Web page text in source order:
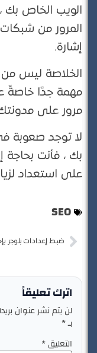
الويب الخاص بك
المرور من شبكات
إشارة.
الخلاصة ليس من
مهمة جدًا خاصةً
مرور على
لا توجد صعوبة
بك ، فأنت بحاجة
على استعداد
SEO
اترك تعليقاً
لن يتم نشر عنوان
*
التعليق*